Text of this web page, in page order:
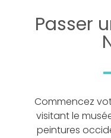
Passer
Commencez
visitant le
peintures